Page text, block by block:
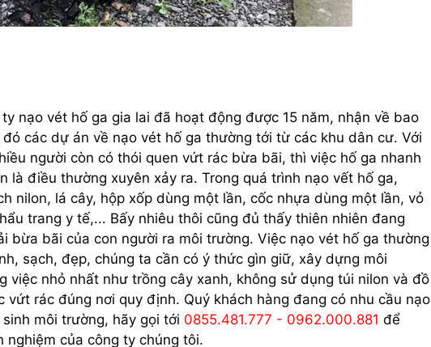
nạo vét hố ga gia lai đã hoạt động được 15 năm, nhận về bao
các dự án về nạo vét hố ga thường tới từ các khu dân cư. Với
người còn có thói quen vứt rác bừa bãi, thì việc hố ga nhanh
là điều thường xuyên xảy ra. Trong quá trình nạo vết hố ga,
nilon, lá cây, hộp xốp dùng một lần, cốc nhựa dùng một lần, vỏ
trang y tế,... Bấy nhiêu thôi cũng đủ thấy thiên nhiên đang
bừa bãi của con người ra môi trường. Việc nạo vét hố ga thường
sạch, đẹp, chúng ta cần có ý thức gìn giữ, xây dựng môi
việc nhỏ nhất như trồng cây xanh, không sử dụng túi nilon và đồ
rác đúng nơi quy định. Quý khách hàng đang có nhu cầu nạo
môi trường, hãy gọi tới 0855.481.777 - 0962.000.881 để
của công ty chúng tôi.